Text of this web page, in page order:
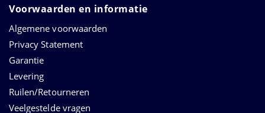
Voorwaarden en informatie
Algemene voorwaarden
Privacy Statement
Garantie
Levering
Ruilen/Retourneren
Veelgestelde vragen